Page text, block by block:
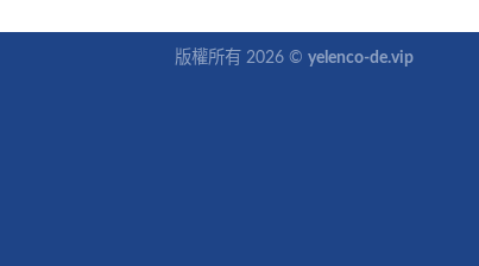
版權所有 2026 © yelenco-de.vip